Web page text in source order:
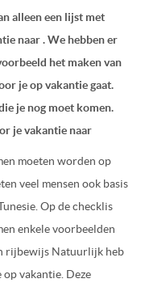
alleen een lijst met
naar . We hebben er
het maken van
je op vakantie gaat.
je nog moet komen.
je vakantie naar
moeten worden op
veel mensen ook basis
Op de checklis
enkele voorbeelden
rijbewijs Natuurlijk heb
op vakantie. Deze